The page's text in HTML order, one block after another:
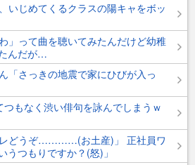
いじめてくるクラスの陽キャをボッ
」って曲を聴いてみたんだけど幼稚
んだが…
「さっきの地震で家にひびが入っ
つもなく渋い俳句を詠んでしまうｗ
レどうぞ…………(お土産)」 正社員ワ
うつもりですか？(怒)」